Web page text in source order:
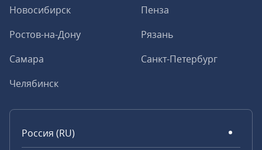
Новосибирск
Пенза
Ростов-на-Дону
Рязань
Самара
Санкт-Петербург
Челябинск
Россия (RU)